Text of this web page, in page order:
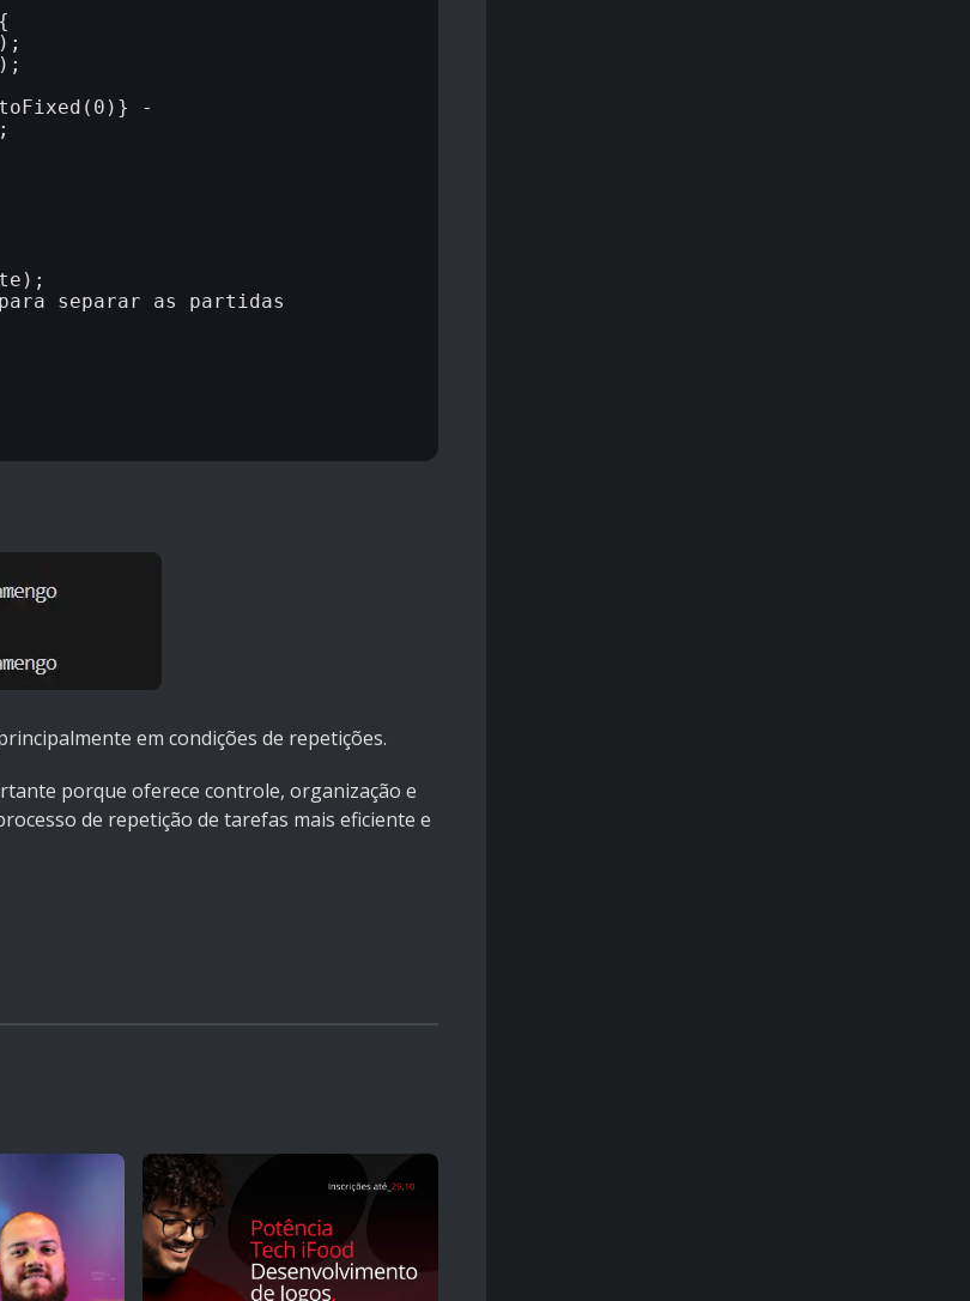
-
separar as partidas
em condições de repetições.
porque oferece controle, organização e
de repetição de tarefas mais eficiente e